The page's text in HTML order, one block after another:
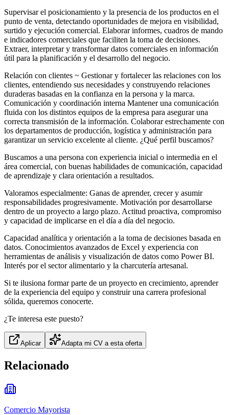
Supervisar el posicionamiento y la presencia de los productos en el
punto de venta, detectando oportunidades de mejora en visibilidad,
surtido y ejecución comercial. Elaborar informes, cuadros de mando
e indicadores comerciales que faciliten la toma de decisiones.
Extraer, interpretar y transformar datos comerciales en información
útil para la planificación y el desarrollo del negocio.
Relación con clientes ~ Gestionar y fortalecer las relaciones con los
clientes, entendiendo sus necesidades y construyendo relaciones
duraderas basadas en la confianza en la persona y la marca.
Comunicación y coordinación interna Mantener una comunicación
fluida con los distintos equipos de la empresa para asegurar una
correcta transmisión de la información. Colaborar estrechamente con
los departamentos de producción, logística y administración para
garantizar un servicio excelente al cliente. ¿Qué perfil buscamos?
Buscamos a una persona con experiencia inicial o intermedia en el
área comercial, con buenas habilidades de comunicación, capacidad
de aprendizaje y clara orientación a resultados.
Valoramos especialmente: Ganas de aprender, crecer y asumir
responsabilidades progresivamente. Motivación por desarrollarse
dentro de un proyecto a largo plazo. Actitud proactiva, compromiso
y capacidad de implicarse en el día a día del negocio.
Capacidad analítica y orientación a la toma de decisiones basada en
datos. Conocimientos avanzados de Excel y experiencia con
herramientas de análisis y visualización de datos como Power BI.
Interés por el sector alimentario y la charcutería artesanal.
Si te ilusiona formar parte de un proyecto en crecimiento, aprender
de la experiencia del equipo y construir una carrera profesional
sólida, queremos conocerte.
¿Te interesa este puesto?
Aplicar Adapta mi CV a esta oferta
Relacionado
Comercio Mayorista